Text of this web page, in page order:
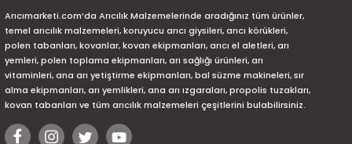
Arıcımarketi.com’da Arıcılık Malzemelerinde aradığınız tüm ürünler,
temel arıcılık malzemeleri, koruyucu arıcı giysileri, arıcı körükleri,
polen tabanları, kovanlar, kovan ekipmanları, arıcı el aletleri, arı
yemleri, polen toplama ekipmanları, arı sağlığı ürünleri, arı
vitaminleri, ana arı yetiştirme ekipmanları, bal süzme makineleri, sır
alma ekipmanları, arı yemlikleri, ana arı ızgaraları, propolis tuzakları,
kovan tabanları ve tüm arıcılık malzemeleri çeşitlerini bulabilirsiniz.